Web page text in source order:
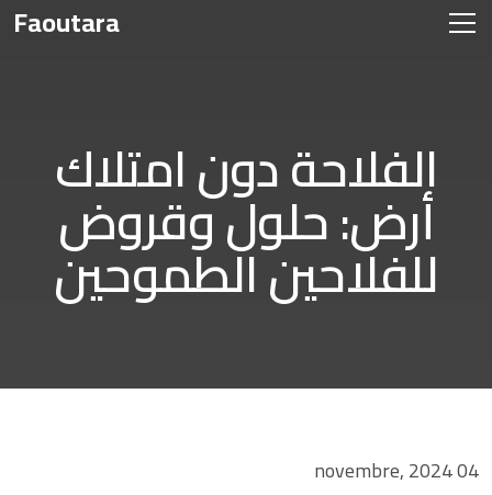
Faoutara
الفلاحة دون امتلاك
أرض: حلول وقروض
للفلاحين الطموحين
04 novembre, 2024